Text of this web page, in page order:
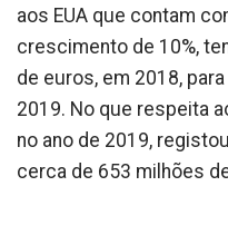
aos EUA que contam
crescimento de 10%,
de euros, em 2018,
2019. No que respeita
no ano de 2019,
cerca de 653 milhões